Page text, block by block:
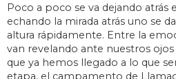
Poco a poco se va dejando atrás
echando la mirada atrás uno se
altura rápidamente. Entre la
van revelando ante nuestros
que ya hemos llegado a lo que
etapa, el campamento de